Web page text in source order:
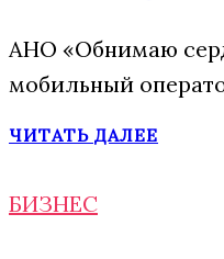
АНО «Обнимаю
мобильный
ЧИТАТЬ ДАЛЕЕ
БИЗНЕС